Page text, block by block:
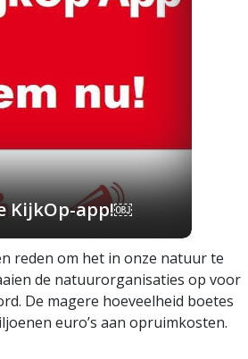
KijkOp-app!￼
reden om het in onze natuur te
de natuurorganisaties op voor
De magere hoeveelheid boetes
euro’s aan opruimkosten.